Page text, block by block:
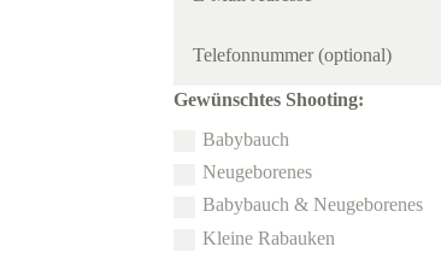
Gewünschtes Shooting:
Babybauch
Neugeborenes
Babybauch & Neugeborenes
Kleine Rabauken